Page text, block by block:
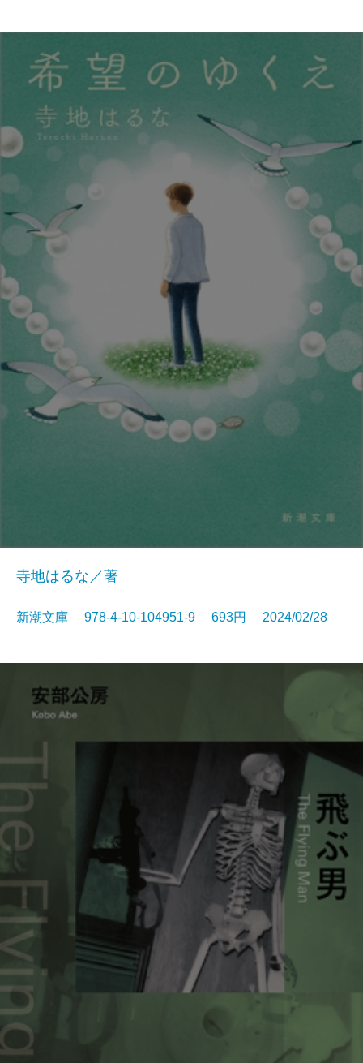
寺地はるな／著
新潮文庫 978-4-10-104951-9 693円 2024/02/28